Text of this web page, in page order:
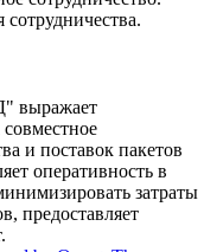
выражает
и поставок пакетов
оперативность в
затраты
предоставляет